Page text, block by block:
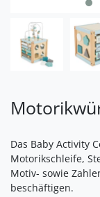
Das Baby Activity
Motorikschleife,
Motiv- sowie
beschäftigen.